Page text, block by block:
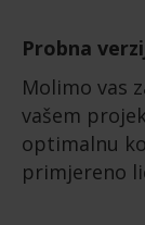
Probna
Molimo vas
vašem
optimalnu
primjereno